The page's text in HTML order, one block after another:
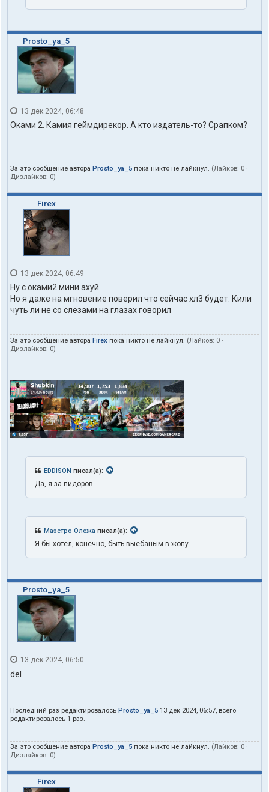
Prosto_ya_5
13 дек 2024, 06:48
Оками 2. Камия геймдирекор. А кто издатель-то? Срапком?
За это сообщение автора Prosto_ya_5 пока никто не лайкнул. (Лайков: 0 ·
Дизлайков: 0)
Firex
13 дек 2024, 06:49
Ну с оками2 мини ахуй
Но я даже на мгновение поверил что сейчас хл3 будет. Кили
чуть ли не со слезами на глазах говорил
За это сообщение автора Firex пока никто не лайкнул. (Лайков: 0 ·
Дизлайков: 0)
EDDISON писал(а):
Да, я за пидоров
Маэстро Олежа писал(а):
Я бы хотел, конечно, быть выебаным в жопу
Prosto_ya_5
13 дек 2024, 06:50
del
Последний раз редактировалось Prosto_ya_5 13 дек 2024, 06:57, всего
редактировалось 1 раз.
За это сообщение автора Prosto_ya_5 пока никто не лайкнул. (Лайков: 0 ·
Дизлайков: 0)
Firex